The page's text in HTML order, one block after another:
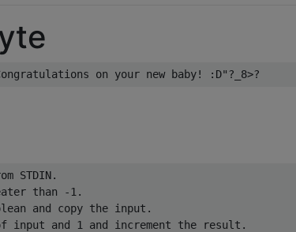
STDIN.
than -1.
and copy the input.
input and 1 and increment the result.